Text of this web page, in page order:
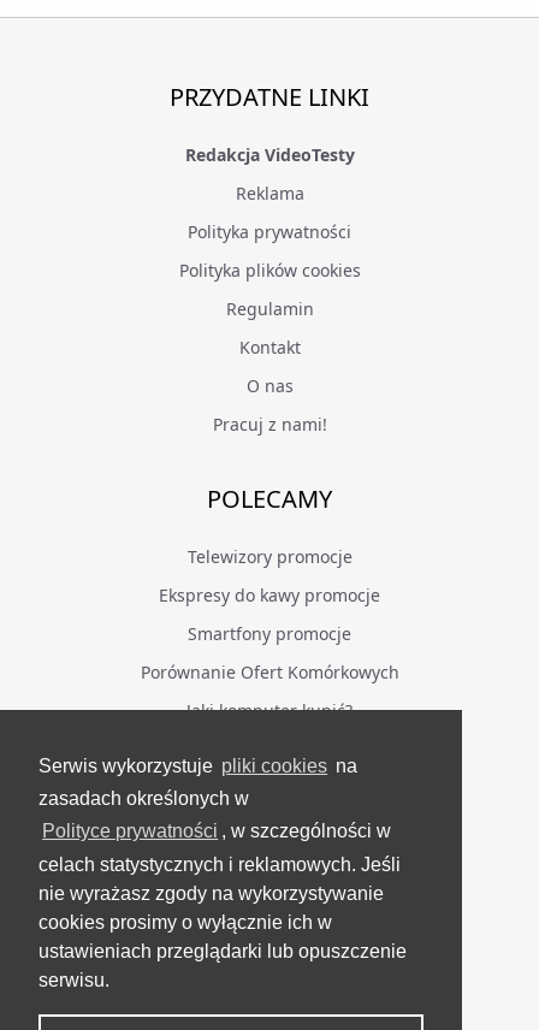
Serwis wykorzystuje pliki cookies na
zasadach określonych w
Polityce prywatności , w szczególności w
celach statystycznych i reklamowych. Jeśli
nie wyrażasz zgody na wykorzystywanie
cookies prosimy o wyłącznie ich w
ustawieniach przeglądarki lub opuszczenie
serwisu.
PRZYDATNE LINKI
Redakcja VideoTesty
Reklama
Polityka prywatności
Polityka plików cookies
Regulamin
Kontakt
O nas
Pracuj z nami!
POLECAMY
Telewizory promocje
Ekspresy do kawy promocje
Smartfony promocje
Porównanie Ofert Komórkowych
Jaki komputer kupić?
BĄDŹ NA BIEŻĄCO
Facebook
Grupa Testerzy Videotestów
YouTube
Twitter